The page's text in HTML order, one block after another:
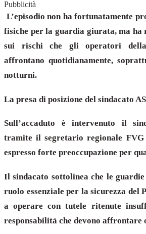
Pubblicità
L’episodio non ha fortunatamente
fisiche per la guardia giurata, ma ha
sui rischi che gli operatori
affrontano quotidianamente,
notturni.
La presa di posizione del sindacato
Sull’accaduto è intervenuto il
tramite il segretario regionale
espresso forte preoccupazione per
Il sindacato sottolinea che le
ruolo essenziale per la sicurezza del
a operare con tutele ritenute
responsabilità che devono affrontare